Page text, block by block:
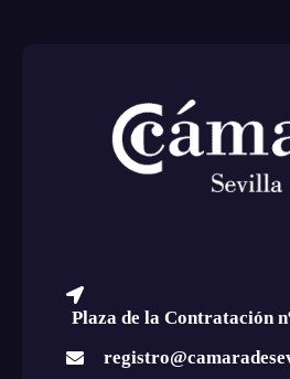
Plaza de la Contratación